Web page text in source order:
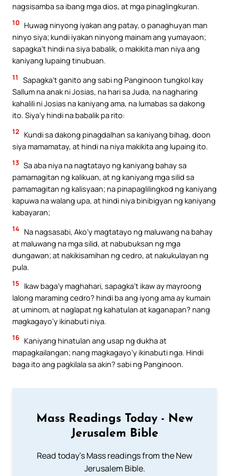
nagsisamba sa ibang mga dios, at mga pinaglingkuran.
10 Huwag ninyong iyakan ang patay, o panaghuyan man
ninyo siya; kundi iyakan ninyong mainam ang yumayaon;
sapagka’t hindi na siya babalik, o makikita man niya ang
kaniyang lupaing tinubuan.
11
Sapagka’t ganito ang sabi ng Panginoon tungkol kay
Sallum na anak ni Josias, na hari sa Juda, na nagharing
kahalili ni Josias na kaniyang ama, na lumabas sa dakong
ito. Siya’y hindi na babalik pa rito:
12
Kundi sa dakong pinagdalhan sa kaniyang bihag, doon
siya mamamatay, at hindi na niya makikita ang lupaing ito.
13 Sa aba niya na nagtatayo ng kaniyang bahay sa
pamamagitan ng kalikuan, at ng kaniyang mga silid sa
pamamagitan ng kalisyaan; na pinapaglilingkod ng kaniyang
kapuwa na walang upa, at hindi niya binibigyan ng kaniyang
kabayaran;
14 Na nagsasabi, Ako’y magtatayo ng maluwang na bahay
at maluwang na mga silid, at nabubuksan ng mga
dungawan; at nakikisamihan ng cedro, at nakukulayan ng
pula.
15
Ikaw baga’y maghahari, sapagka’t ikaw ay mayroong
lalong maraming cedro? hindi ba ang iyong ama ay kumain
at uminom, at naglapat ng kahatulan at kaganapan? nang
magkagayo’y ikinabuti niya.
16 Kaniyang hinatulan ang usap ng dukha at
mapagkailangan; nang magkagayo’y ikinabuti nga. Hindi
baga ito ang pagkilala sa akin? sabi ng Panginoon.
Mass Readings Today - New
Jerusalem Bible
Read today's Mass readings from the New
Jerusalem Bible.